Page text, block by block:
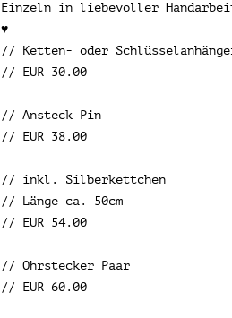
Einzeln in liebevoller
♥
// Ketten- oder
// EUR 30.00
// Ansteck Pin
// EUR 38.00
// inkl. Silberkettchen
// Länge ca. 50cm
// EUR 54.00
// Ohrstecker Paar
// EUR 60.00